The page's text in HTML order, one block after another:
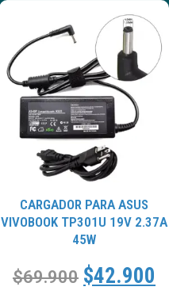
CARGADOR PARA ASUS
VIVOBOOK TP301U 19V 2.37A
45W
$69.900 $42.900